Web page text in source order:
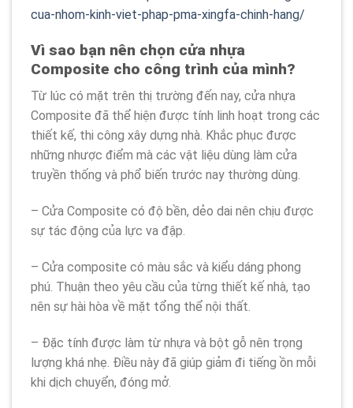
cua-nhom-kinh-viet-phap-pma-xingfa-chinh-hang/
Vì sao bạn nên chọn cửa nhựa
Composite cho công trình của mình?
Từ lúc có mặt trên thị trường đến nay, cửa nhựa
Composite đã thể hiện được tính linh hoạt trong các
thiết kế, thi công xây dựng nhà. Khắc phục được
những nhược điểm mà các vật liệu dùng làm cửa
truyền thống và phổ biến trước nay thường dùng.
– Cửa Composite có độ bền, dẻo dai nên chịu được
sự tác động của lực va đập.
– Cửa composite có màu sắc và kiểu dáng phong
phú. Thuận theo yêu cầu của từng thiết kế nhà, tạo
nên sự hài hòa về mặt tổng thể nội thất.
– Đặc tính được làm từ nhựa và bột gỗ nên trọng
lượng khá nhẹ. Điều này đã giúp giảm đi tiếng ồn mỗi
khi dịch chuyển, đóng mở.